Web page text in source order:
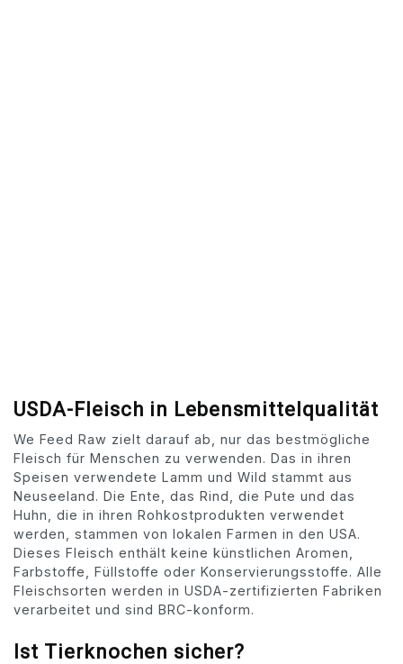
USDA-Fleisch in Lebensmittelqualität
We Feed Raw zielt darauf ab, nur das bestmögliche
Fleisch für Menschen zu verwenden. Das in ihren
Speisen verwendete Lamm und Wild stammt aus
Neuseeland. Die Ente, das Rind, die Pute und das
Huhn, die in ihren Rohkostprodukten verwendet
werden, stammen von lokalen Farmen in den USA.
Dieses Fleisch enthält keine künstlichen Aromen,
Farbstoffe, Füllstoffe oder Konservierungsstoffe. Alle
Fleischsorten werden in USDA-zertifizierten Fabriken
verarbeitet und sind BRC-konform.
Ist Tierknochen sicher?